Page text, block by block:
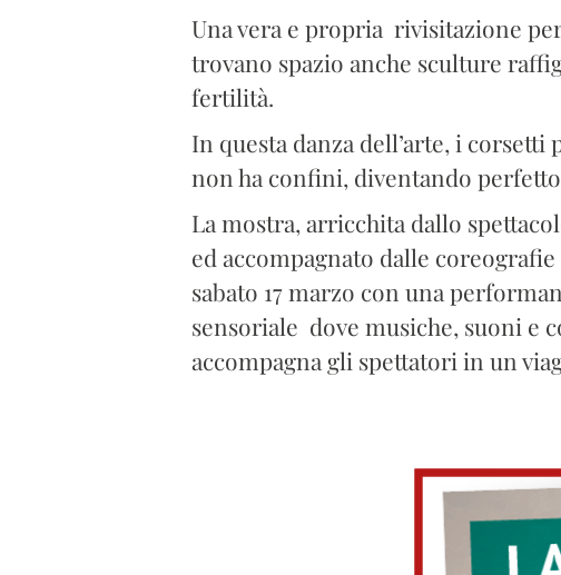
Una vera e propria rivisitazione
trovano spazio anche sculture
fertilità.
In questa danza dell’arte, i
non ha confini, diventando
La mostra, arricchita dallo
ed accompagnato dalle
sabato 17 marzo con una
sensoriale dove musiche, suoni e
accompagna gli spettatori in un